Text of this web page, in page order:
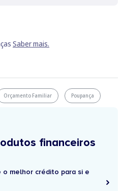
Saber mais.
Orçamento Familiar Poupança
financeiros
o melhor crédito para si e